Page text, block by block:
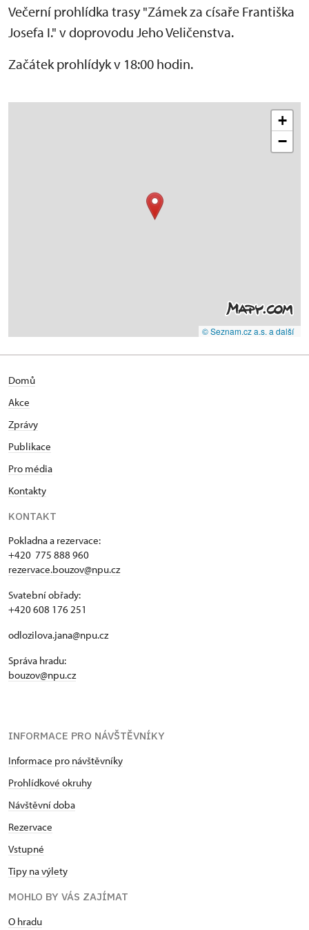
Večerní prohlídka trasy "Zámek za císaře Františka
Josefa I." v doprovodu Jeho Veličenstva.
Začátek prohlídyk v 18:00 hodin.
+
−
© Seznam.cz a.s. a další
Domů
Akce
Zprávy
Publikace
Pro média
Kontakty
KONTAKT
Pokladna a rezervace:
+420 775 888 960
rezervace.bouzov@npu.cz
Svatební obřady:
+420 608 176 251
odlozilova.jana@npu.cz
Správa hradu:
bouzov@npu.cz
INFORMACE PRO NÁVŠTĚVNÍKY
Informace pro návštěvníky
Prohlídkové okruhy
Návštěvní doba
Rezervace
Vstupné
Tipy na výlety
MOHLO BY VÁS ZAJÍMAT
O hradu